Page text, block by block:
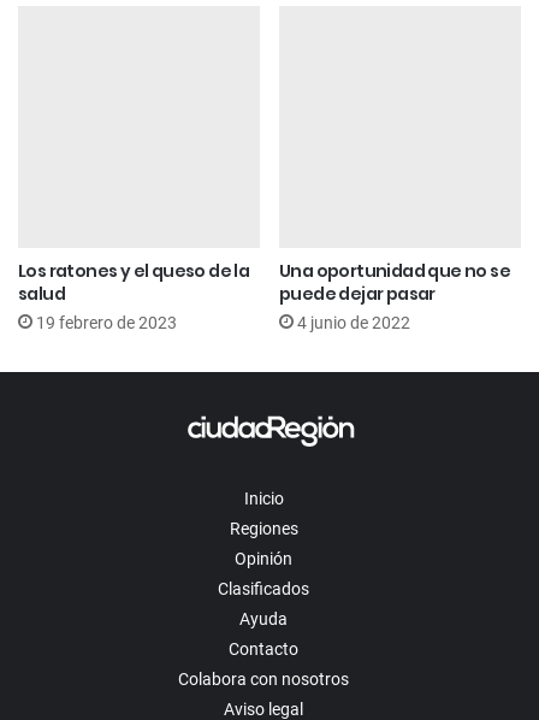
Los ratones y el queso de la
salud
19 febrero de 2023
Una oportunidad que no se
puede dejar pasar
4 junio de 2022
Inicio
Regiones
Opinión
Clasificados
Ayuda
Contacto
Colabora con nosotros
Aviso legal